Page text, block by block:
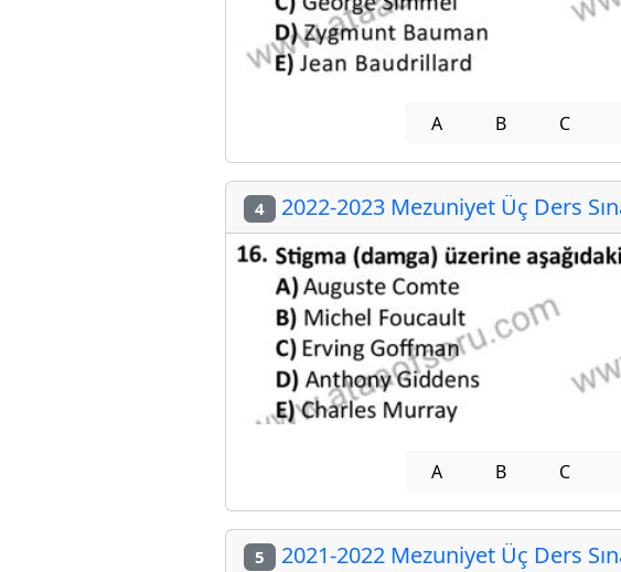
A B C
4 2022-2023 Mezuniyet Üç Ders
A B C
5 2021-2022 Mezuniyet Üç Ders